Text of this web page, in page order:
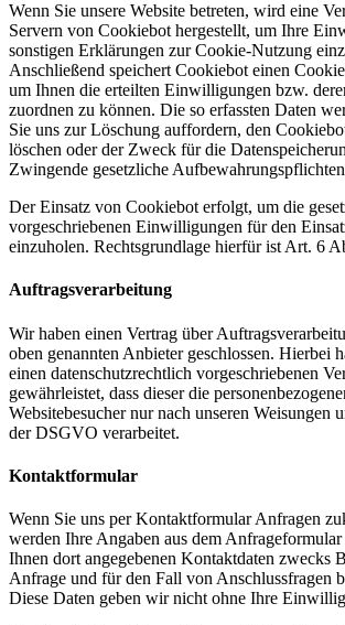
Wenn Sie unsere Website betreten, wird eine
Servern von Cookiebot hergestellt, um Ihre
sonstigen Erklärungen zur Cookie-Nutzung
Anschließend speichert Cookiebot einen
um Ihnen die erteilten Einwilligungen bzw.
zuordnen zu können. Die so erfassten Daten
Sie uns zur Löschung auffordern, den
löschen oder der Zweck für die
Zwingende gesetzliche
Der Einsatz von Cookiebot erfolgt, um die
vorgeschriebenen Einwilligungen für den
einzuholen. Rechtsgrundlage hierfür ist Art. 6
Auftragsverarbeitung
Wir haben einen Vertrag über
oben genannten Anbieter geschlossen. Hierbei
einen datenschutzrechtlich vorgeschriebenen
gewährleistet, dass dieser die
Websitebesucher nur nach unseren Weisungen
der DSGVO verarbeitet.
Kontaktformular
Wenn Sie uns per Kontaktformular Anfragen
werden Ihre Angaben aus dem
Ihnen dort angegebenen Kontaktdaten zwecks
Anfrage und für den Fall von Anschlussfragen
Diese Daten geben wir nicht ohne Ihre